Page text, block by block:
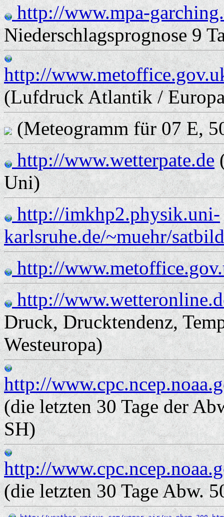
http://www.mpa-
Niederschlagsprognose 9
http://
(Lufdruck Atlantik /
(Meteogramm für 07 E,
http://www.wetterpate.de
Uni)
http://imkhp2.physik.uni-
karlsruhe.de/~muehr/
http://
http://
Druck, Drucktendenz,
Westeuropa)
http://
(die letzten 30 Tage der
SH)
http://
(die letzten 30 Tage Abw.